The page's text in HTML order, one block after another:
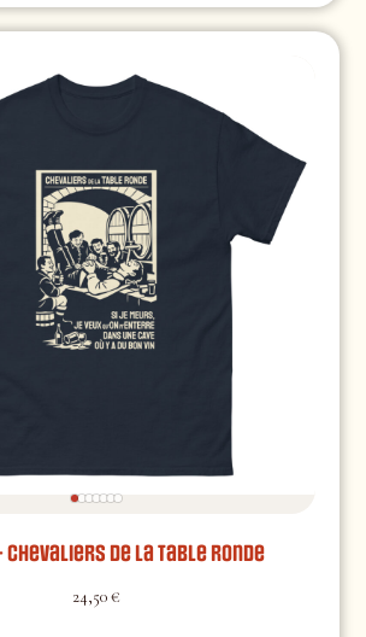
Chevaliers de la table ronde
24,50€